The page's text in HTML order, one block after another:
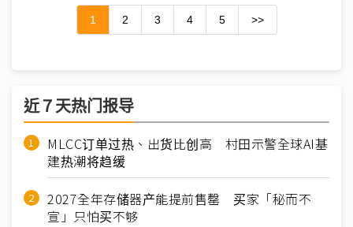
1 2 3 4 5 >>
近７天热门报导
MLCC订单过热、出货比创高 村田示警全球AI基
建热潮将趋缓
2027全年存储器产能提前售罄 买家「秘而不
宣」只怕买不够